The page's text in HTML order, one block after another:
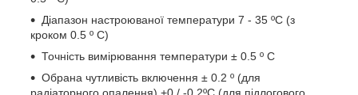
Діапазон настроюваної температури 7 - 35 ºС (з
кроком 0.5 º С)
Точність вимірювання температури ± 0.5 º С
Обрана чутливість включення ± 0.2 º (для
радіаторного опалення) +0 / -0.2ºС (для підлогового